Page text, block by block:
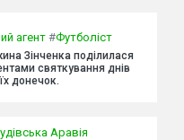
агент#Футболіст
Зінченка поділилася
святкування днів
донечок.
Аравія